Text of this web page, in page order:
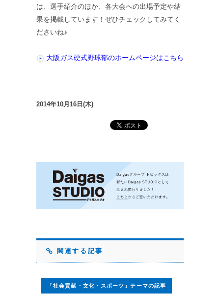
は、選手紹介のほか、各大会への出場予定や結
果を掲載しています！ぜひチェックしてみてく
ださいね♪
大阪ガス硬式野球部のホームページはこちら
2014年10月16日(木)
関連する記事
「社会貢献・文化・スポーツ」テーマの記事